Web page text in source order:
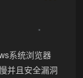
系统浏览器
并且安全漏洞